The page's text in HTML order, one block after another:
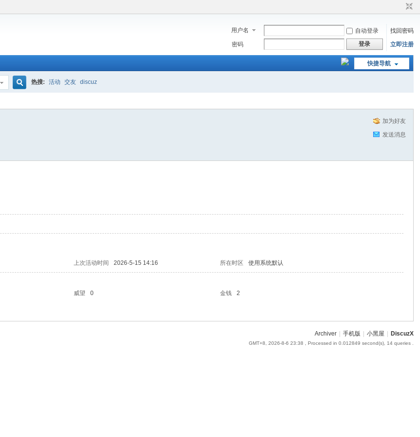
用户名 自动登录
找回密码
密码
登录 立即注册
快捷导航
热搜: 活动 交友 discuz
加为好友
发送消息
上次活动时间 2026-5-15 14:16 所在时区 使用系统默认
威望 0 金钱
2
Archiver 手机版 小黑屋 DiscuzX
GMT+8, 2026-8-6 23:38 , Processed in 0.012849 second(s), 14 queries .